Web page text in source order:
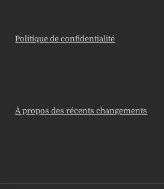
Politique de confidentialité
À propos des récents changements